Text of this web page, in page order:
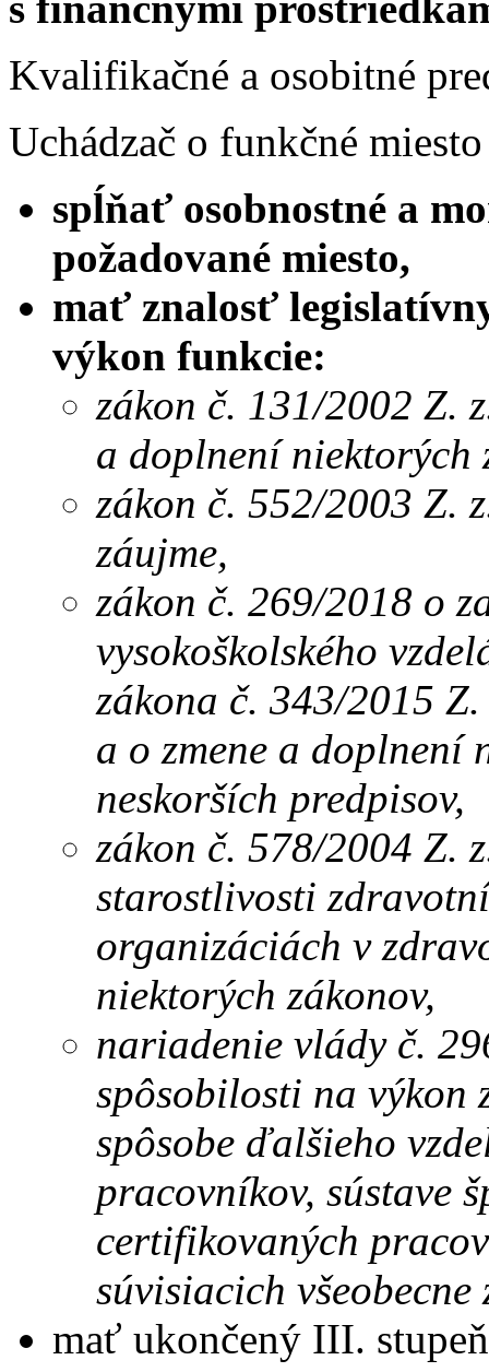
Kvalifikačné a osobitné
Uchádzač o funkčné
spĺňať osobnostné a
požadované miesto,
mať znalosť
výkon funkcie:
zákon č. 131/2002 Z.
a doplnení niektorých
zákon č. 552/2003 Z.
záujme,
zákon č. 269/2018 o
vysokoškolského
zákona č. 343/2015
a o zmene a doplnení
neskorších predpisov,
zákon č. 578/2004 Z.
starostlivosti
organizáciách v
niektorých zákonov,
nariadenie vlády č.
spôsobilosti na výkon
spôsobe ďalšieho
pracovníkov, sústave
certifikovaných
súvisiacich
mať ukončený III.